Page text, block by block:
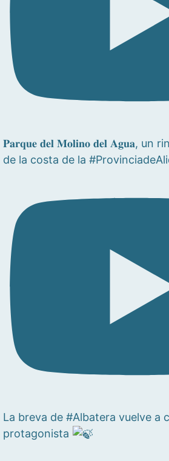
𝐏𝐚𝐫𝐪𝐮𝐞 𝐝𝐞𝐥 𝐌𝐨𝐥𝐢𝐧𝐨 𝐝𝐞𝐥 𝐀𝐠𝐮𝐚, un
de la costa de la
La breva de #Albatera vuelve a
protagonista